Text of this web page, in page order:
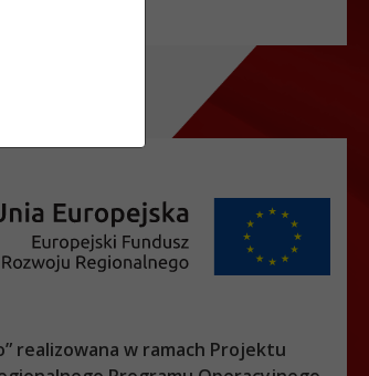
” realizowana w ramach Projektu